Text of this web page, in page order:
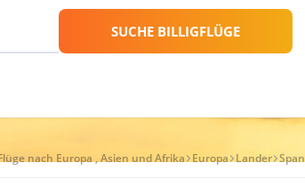
SUCHE BILLIGFLÜGE
nach Europa , Asien und Afrika Europa Lander